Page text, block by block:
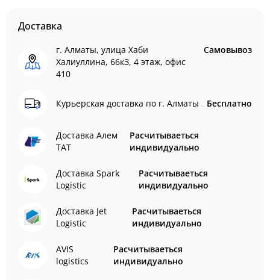
Доставка
г. Алматы, улица Хаби
Халиуллина, 66кЗ, 4 этаж, офис
410
Самовывоз
Курьерская доставка по г. Алматы Бесплатно
Доставка Алем
ТАТ
Расчитываеться
индивидуально
Доставка Spark
Logistic
Расчитываеться
индивидуально
Доставка Jet
Logistic
Расчитываеться
индивидуально
AVIS
logistics
Расчитываеться
индивидуально